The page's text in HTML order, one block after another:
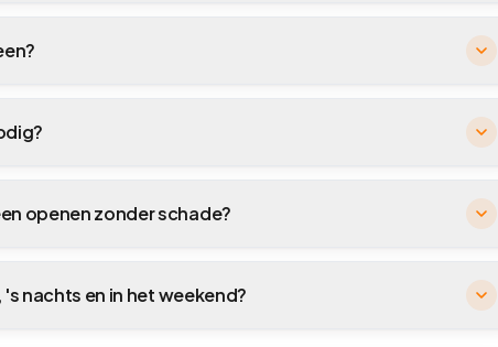
openen zonder schade?
nachts en in het weekend?